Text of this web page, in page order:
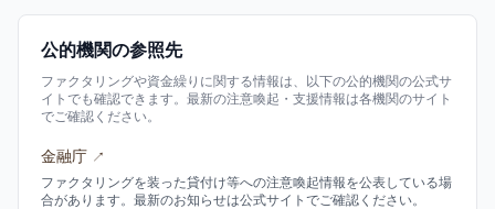
公的機関の参照先
ファクタリングや資金繰りに関する情報は、以下の公的機関の公式サ
イトでも確認できます。最新の注意喚起・支援情報は各機関のサイト
でご確認ください。
金融庁 ↗
ファクタリングを装った貸付け等への注意喚起情報を公表している場
合があります。最新のお知らせは公式サイトでご確認ください。